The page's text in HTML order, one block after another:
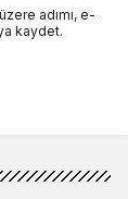
adımı, e-
kaydet.